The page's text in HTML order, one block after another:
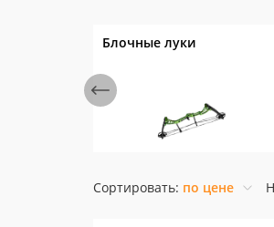
Блочные луки
Сортировать: по цене